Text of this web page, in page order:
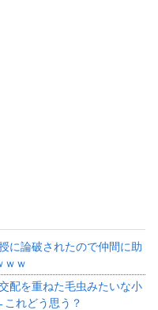
に論破されたので仲間に助
ｗｗ
配を重ねた毛虫みたいな小
れどう思う？